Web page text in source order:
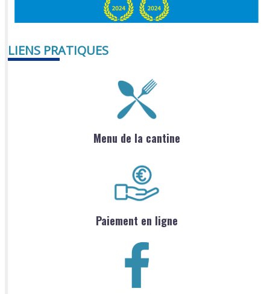
LIENS PRATIQUES
Menu de la cantine
Paiement en ligne